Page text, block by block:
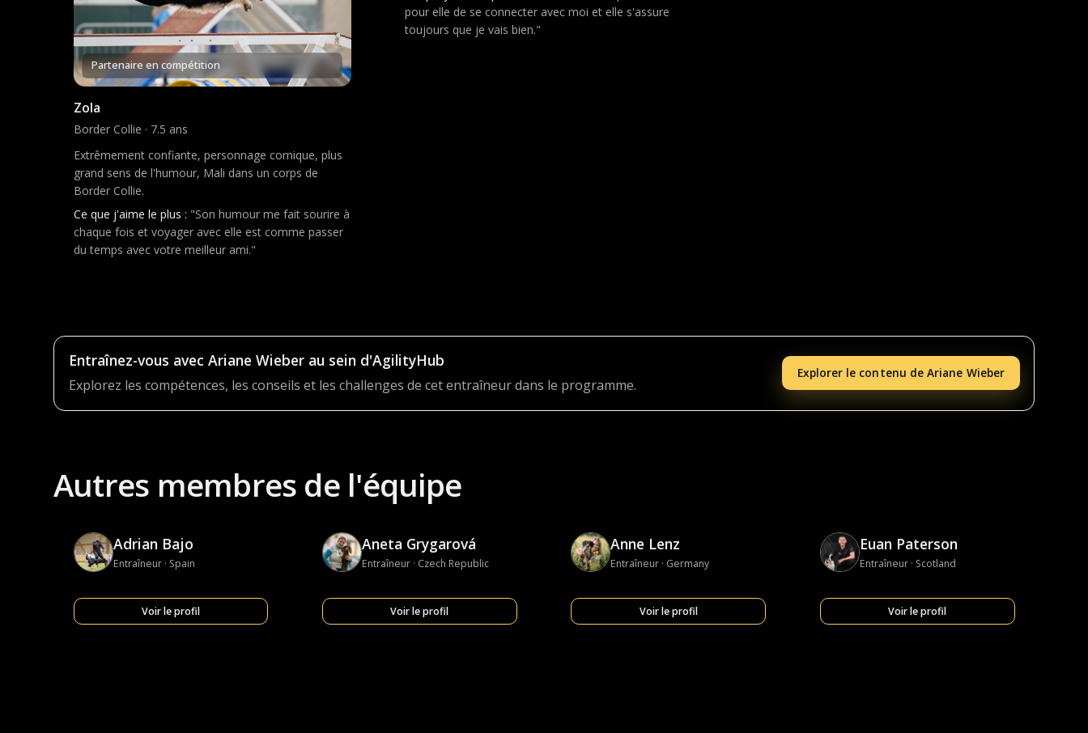
Partenaire en compétition
Zola
Border Collie · 7.5 ans
Extrêmement confiante, personnage comique, plus
grand sens de l'humour, Mali dans un corps de
Border Collie.
Ce que j'aime le plus : "Son humour me fait sourire à
chaque fois et voyager avec elle est comme passer
du temps avec votre meilleur ami."
pour elle de se connecter avec moi et elle s'assure
toujours que je vais bien."
Entraînez-vous avec Ariane Wieber au sein d'AgilityHub
Explorez les compétences, les conseils et les challenges de cet entraîneur dans le programme.
Explorer le contenu de Ariane Wieber
Autres membres de l'équipe
Adrian Bajo
Entraîneur · Spain
Voir le profil
Aneta Grygarová
Entraîneur · Czech Republic
Voir le profil
Anne Lenz
Entraîneur · Germany
Voir le profil
Euan Paterson
Entraîneur · Scotland
Voir le profil